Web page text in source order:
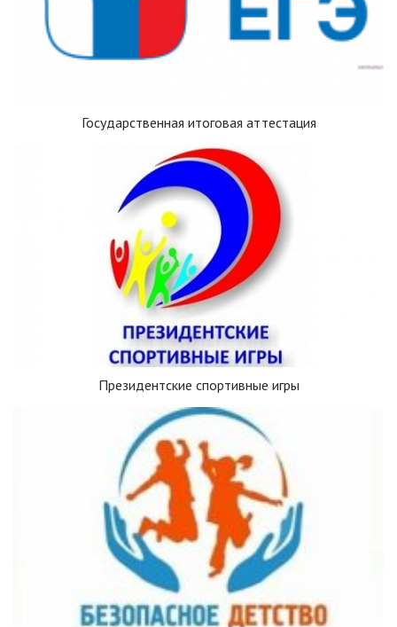
Государственная итоговая аттестация
Президентские спортивные игры